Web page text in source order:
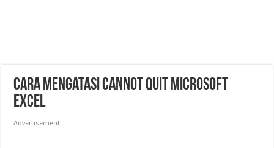
Cara Mengatasi Cannot Quit Microsoft
Excel
Advertisement